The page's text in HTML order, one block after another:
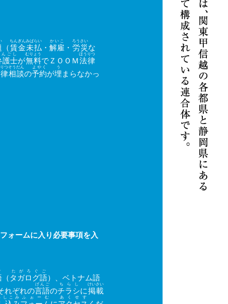
（賃金
ちんぎん
未払
みばらい
・ 解雇
かいこ
・ 労災
ろうさい
な
護士
んごし
が無料
むりょう
でＺＯＯＭ法律
ほうりつ
つ
相談
そうだん
の予約
よやく
が埋
う
まらなかっ
ォームに入り必要事項を入
（ タガログ語
たがろぐご
）、ベトナム語
れぞれの言語
げんご
のチラシ
ちらし
に掲載
けいさい
しこみ ふぉーむ あくせす